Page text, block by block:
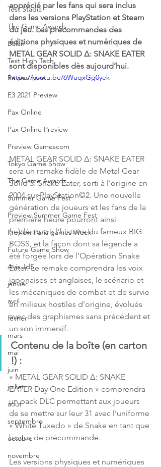
Test Stadia
The Game Awards
Balan
Test High Tech
Review Livre
E3 2021 Preview
Pax Online
Pax Online Preview
Preview Gamescom
Tokyo Game Show
The Game Awards
Summer Game Fest
Preview Summer Game Fest
Preview Paris games Week
Future Game Show
Avis JdS
janvier
avril
fevrier
mars
mai
juin
juillet
aout
septembre
octobre
novembre
apprécié par les fans qui sera inclus
dans les versions PlayStation et Steam
du jeu. Les précommandes des
éditions physiques et numériques de
METAL GEAR SOLID Δ: SNAKE EATER
sont disponibles dès aujourd’hui.
https://youtu.be/6WuqxGg0yek
METAL GEAR SOLID Δ: SNAKE EATER
sera un remake fidèle de Metal Gear
Solid 3: Snake Eater, sorti à l’origine en
2004 sur PlayStation©2. Une nouvelle
génération de joueurs et les fans de la
première heure pourront ainsi
(re)découvrir l’histoire du fameux BIG
BOSS, et la façon dont sa légende a
été forgée lors de l’Opération Snake
Eater. Le remake comprendra les voix
japonaises et anglaises, le scénario et
les mécaniques de combat et de survie
en milieux hostiles d’origine, évolués
avec des graphismes sans précédent et
un son immersif.
Contenu de la boîte (en carton
!) :
« METAL GEAR SOLID Δ: SNAKE
EATER Day One Edition » comprendra
un pack DLC permettant aux joueurs
de se mettre sur leur 31 avec l’uniforme
« White Tuxedo » de Snake en tant que
bonus de précommande.
Les versions physiques et numériques